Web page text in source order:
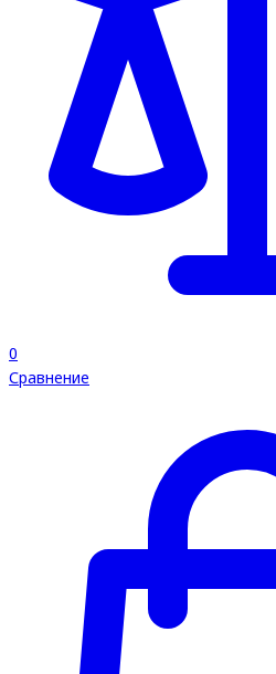
0
Сравнение